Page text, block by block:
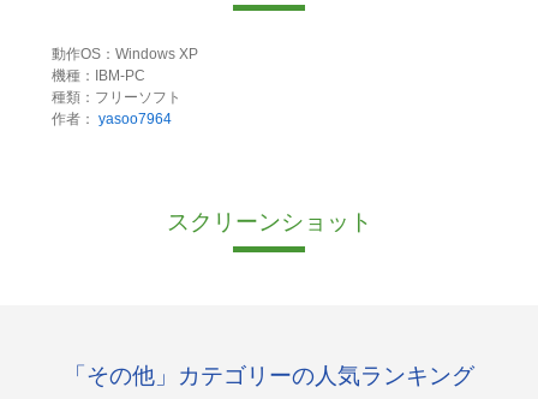
動作OS：Windows XP
機種：IBM-PC
種類：フリーソフト
作者： yasoo7964
スクリーンショット
「その他」カテゴリーの人気ランキング